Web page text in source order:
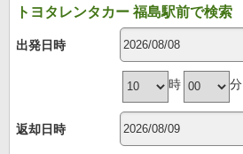
トヨタレンタカー 福島駅前で検索
出発日時
時 分
返却日時